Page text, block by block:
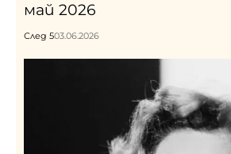
май 2026
След 503.06.2026